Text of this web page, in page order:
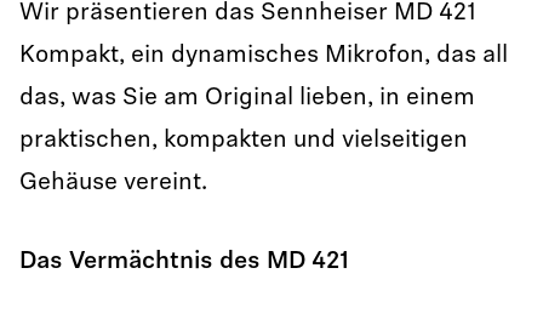
Wir präsentieren das Sennheiser MD 421
Kompakt, ein dynamisches Mikrofon, das all
das, was Sie am Original lieben, in einem
praktischen, kompakten und vielseitigen
Gehäuse vereint.
Das Vermächtnis des MD 421